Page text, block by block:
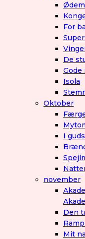
For
De
Gode
Isola
Oktober
I
november
Den
Mit